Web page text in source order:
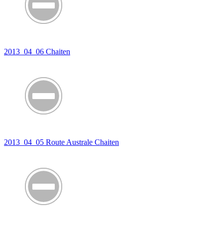
2013_04_06 Chaiten
2013_04_05 Route Australe Chaiten